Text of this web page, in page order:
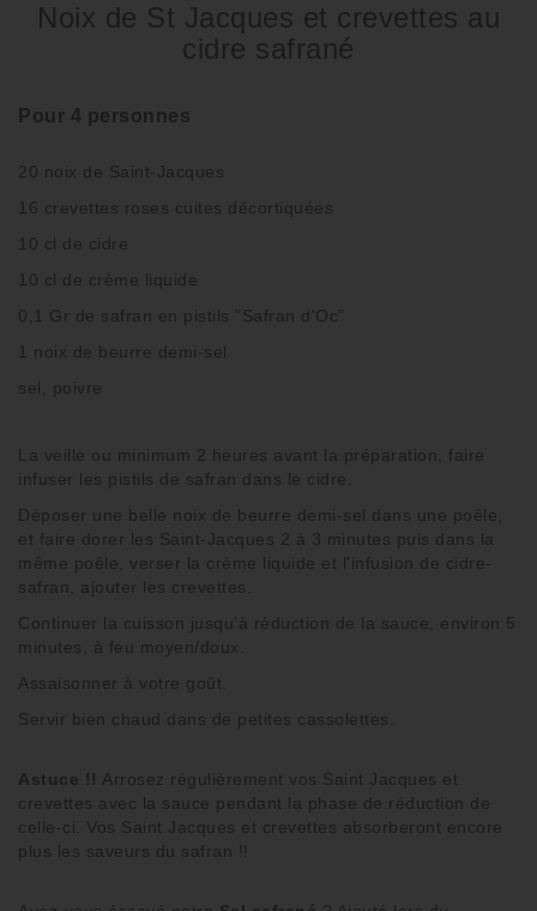
Noix de St Jacques et crevettes au
cidre safrané
Pour 4 personnes
20 noix de Saint-Jacques
16 crevettes roses cuites décortiquées
10 cl de cidre
10 cl de crème liquide
0,1 Gr de safran en pistils "Safran d'Oc"
1 noix de beurre demi-sel
sel, poivre
La veille ou minimum 2 heures avant la préparation, faire
infuser les pistils de safran dans le cidre.
Déposer une belle noix de beurre demi-sel dans une poêle,
et faire dorer les Saint-Jacques 2 à 3 minutes puis dans la
même poêle, verser la crème liquide et l'infusion de cidre-
safran, ajouter les crevettes.
Continuer la cuisson jusqu’à réduction de la sauce, environ 5
minutes, à feu moyen/doux.
Assaisonner à votre goût.
Servir bien chaud dans de petites cassolettes.
Astuce !! Arrosez régulièrement vos Saint Jacques et
crevettes avec la sauce pendant la phase de réduction de
celle-ci. Vos Saint Jacques et crevettes absorberont encore
plus les saveurs du safran !!